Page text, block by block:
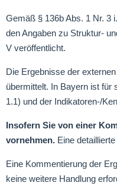
Gemäß § 136b Abs. 1 Nr. 3
den Angaben zu Struktur-
V veröffentlicht.
Die Ergebnisse der
übermittelt. In Bayern ist für
1.1) und der Indikatoren-/
Insofern Sie von einer
vornehmen. Eine
Eine Kommentierung der
keine weitere Handlung